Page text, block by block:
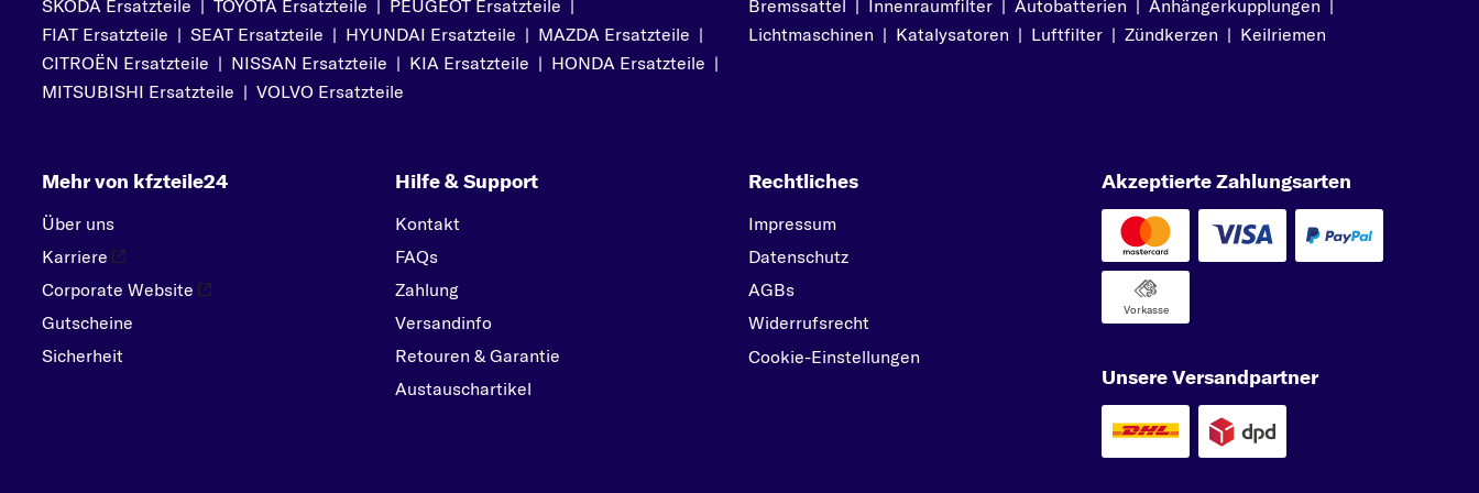
PEUGEOT
PORSCHE
R
SKODA
SMART
SUBARU
SUZUKI
TOYOTA
PASSAT ALLTRACK
SKODA Ersatzteile | TOYOTA Ersatzteile | PEUGEOT Ersatzteile |
FIAT Ersatzteile | SEAT Ersatzteile | HYUNDAI Ersatzteile | MAZDA Ersatzteile |
CITROËN Ersatzteile | NISSAN Ersatzteile | KIA Ersatzteile | HONDA Ersatzteile |
MITSUBISHI Ersatzteile | VOLVO Ersatzteile
Bremssattel | Innenraumfilter | Autobatterien | Anhängerkupplungen |
Lichtmaschinen | Katalysatoren | Luftfilter | Zündkerzen | Keilriemen
Mehr von kfzteile24
Über uns
Karriere
Corporate Website
Gutscheine
Sicherheit
Hilfe & Support
Kontakt
FAQs
Zahlung
Versandinfo
Retouren & Garantie
Austauschartikel
Rechtliches
Impressum
Datenschutz
AGBs
Widerrufsrecht
Cookie-Einstellungen
Akzeptierte Zahlungsarten
Vorkasse
Unsere Versandpartner